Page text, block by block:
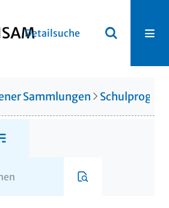
Detailsuche
Sammlungen